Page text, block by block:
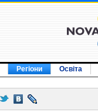
Регіони Освіта